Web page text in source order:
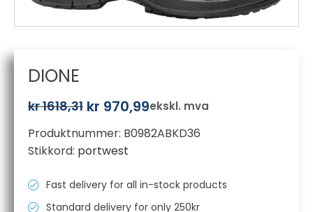
DIONE
kr1618,31
Opprinnelig
pris
var:
kr 1618,31.
kr 970,99
Nåværende
pris
er:
kr 970,99.
ekskl. mva
Produktnummer: B0982ABKD36
Stikkord: portwest
Fast delivery for all in-stock products
Standard delivery for only 250kr